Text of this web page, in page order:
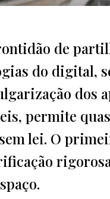
de
do digital,
dos
permite
lei. O